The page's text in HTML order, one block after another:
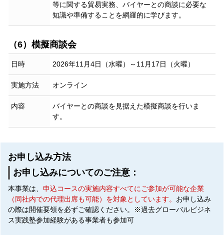
等に関する貿易実務、バイヤーとの商談に必要な
知識や準備することを網羅的に学びます。
（6）模擬商談会
日時 2026年11月4日（水曜）～11月17日（火曜）
実施方法 オンライン
内容
バイヤーとの商談を見据えた模擬商談を行いま
す。
お申し込み方法
お申し込みについてのご注意：
本事業は、申込コースの実施内容すべてにご参加が可能な企業
（同社内での代理出席も可能）を対象としています。 お申し込み
の際は開催要領を必ずご確認ください。※過去グローバルビジネ
ス実践塾参加経験がある事業者も参加可